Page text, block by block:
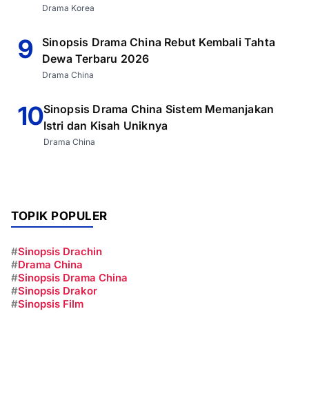
Drama Korea
9
Sinopsis Drama China Rebut Kembali Tahta
Dewa Terbaru 2026
Drama China
10Sinopsis Drama China Sistem Memanjakan
Istri dan Kisah Uniknya
Drama China
TOPIK POPULER
#Sinopsis Drachin
#Drama China
#Sinopsis Drama China
#Sinopsis Drakor
#Sinopsis Film